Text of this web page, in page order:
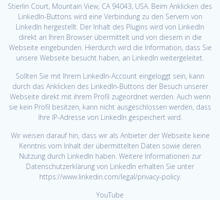
Stierlin Court, Mountain View, CA 94043, USA. Beim Anklicken des
LinkedIn-Buttons wird eine Verbindung zu den Servern von
LinkedIn hergestellt. Der Inhalt des Plugins wird von LinkedIn
direkt an Ihren Browser übermittelt und von diesem in die
Webseite eingebunden. Hierdurch wird die Information, dass Sie
unsere Webseite besucht haben, an LinkedIn weitergeleitet.
Sollten Sie mit Ihrem LinkedIn-Account eingeloggt sein, kann
durch das Anklicken des LinkedIn-Buttons der Besuch unserer
Webseite direkt mit ihrem Profil zugeordnet werden. Auch wenn
sie kein Profil besitzen, kann nicht ausgeschlossen werden, dass
Ihre IP-Adresse von LinkedIn gespeichert wird.
Wir weisen darauf hin, dass wir als Anbieter der Webseite keine
Kenntnis vom Inhalt der übermittelten Daten sowie deren
Nutzung durch LinkedIn haben. Weitere Informationen zur
Datenschutzerklärung von LinkedIn erhalten Sie unter
https://www.linkedin.com/legal/privacy-policy.
YouTube